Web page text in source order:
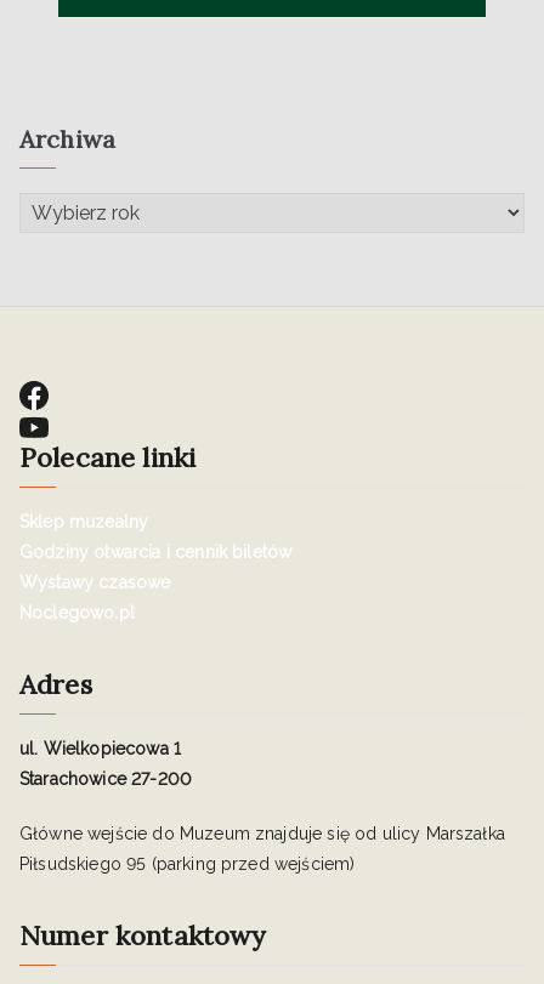
Archiwa
Polecane linki
Sklep muzealny
Godziny otwarcia i cennik biletów
Wystawy czasowe
Noclegowo.pl
Adres
ul. Wielkopiecowa 1
Starachowice 27-200
Główne wejście do Muzeum znajduje się od ulicy Marszałka
Piłsudskiego 95 (parking przed wejściem)
Numer kontaktowy